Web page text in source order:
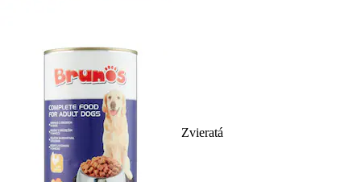
Zvieratá